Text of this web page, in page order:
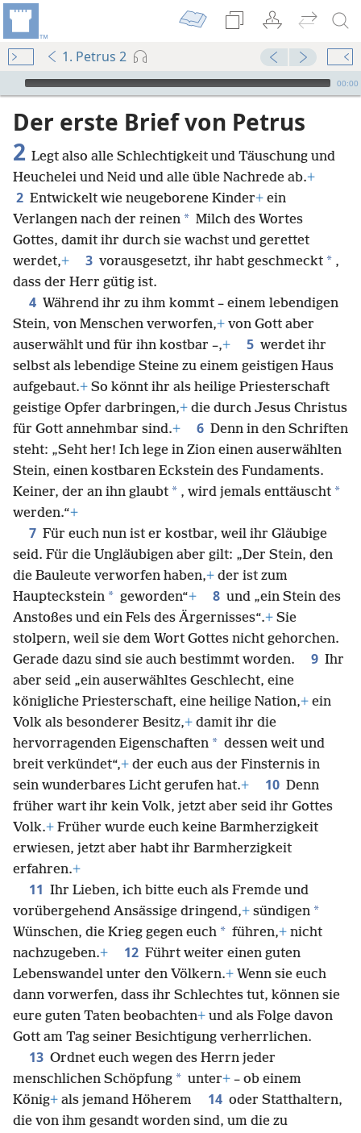
1. Petrus 2
Audio Player
00:00
Der erste Brief von Petrus
2 Legt also alle Schlechtigkeit und Täuschung und
Heuchelei und Neid und alle üble Nachrede ab.+
2 Entwickelt wie neugeborene Kinder+ ein
Verlangen nach der reinen * Milch des Wortes
Gottes, damit ihr durch sie wachst und gerettet
werdet,+ 3 vorausgesetzt, ihr habt geschmeckt * ,
dass der Herr gütig ist.
4 Während ihr zu ihm kommt – einem lebendigen
Stein, von Menschen verworfen,+ von Gott aber
auserwählt und für ihn kostbar –,+ 5 werdet ihr
selbst als lebendige Steine zu einem geistigen Haus
aufgebaut.+ So könnt ihr als heilige Priesterschaft
geistige Opfer darbringen,+ die durch Jesus Christus
für Gott annehmbar sind.+ 6 Denn in den Schriften
steht: „Seht her! Ich lege in Zion einen auserwählten
Stein, einen kostbaren Eckstein des Fundaments.
Keiner, der an ihn glaubt * , wird jemals enttäuscht *
werden.“+
7 Für euch nun ist er kostbar, weil ihr Gläubige
seid. Für die Ungläubigen aber gilt: „Der Stein, den
die Bauleute verworfen haben,+ der ist zum
Haupteckstein * geworden“+ 8 und „ein Stein des
Anstoßes und ein Fels des Ärgernisses“.+ Sie
stolpern, weil sie dem Wort Gottes nicht gehorchen.
Gerade dazu sind sie auch bestimmt worden.
9 Ihr
aber seid „ein auserwähltes Geschlecht, eine
königliche Priesterschaft, eine heilige Nation,+ ein
Volk als besonderer Besitz,+ damit ihr die
hervorragenden Eigenschaften * dessen weit und
breit verkündet“,+ der euch aus der Finsternis in
sein wunderbares Licht gerufen hat.+ 10 Denn
früher wart ihr kein Volk, jetzt aber seid ihr Gottes
Volk.+ Früher wurde euch keine Barmherzigkeit
erwiesen, jetzt aber habt ihr Barmherzigkeit
erfahren.+
11 Ihr Lieben, ich bitte euch als Fremde und
vorübergehend Ansässige dringend,+ sündigen *
Wünschen, die Krieg gegen euch * führen,+ nicht
nachzugeben.+ 12 Führt weiter einen guten
Lebenswandel unter den Völkern.+ Wenn sie euch
dann vorwerfen, dass ihr Schlechtes tut, können sie
eure guten Taten beobachten+ und als Folge davon
Gott am Tag seiner Besichtigung verherrlichen.
13 Ordnet euch wegen des Herrn jeder
menschlichen Schöpfung * unter+ – ob einem
König+ als jemand Höherem 14 oder Statthaltern,
die von ihm gesandt worden sind, um die zu